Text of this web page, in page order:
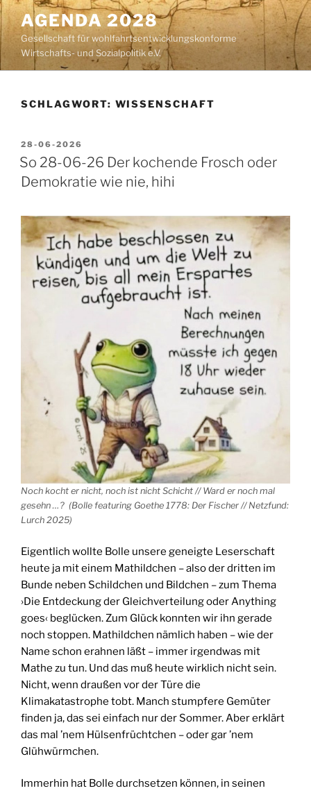
Zum
Inhalt
springen
AGENDA 2028
Gesellschaft für wohlfahrtsentwicklungskonforme
Wirtschafts- und Sozialpolitik e.V.
SCHLAGWORT: WISSENSCHAFT
VERÖFFENTLICHT
AM
28-06-2026
So 28-06-26 Der kochende Frosch oder
Demokratie wie nie, hihi
Noch kocht er nicht, noch ist nicht Schicht // Ward er noch mal
gesehn …? (Bolle featuring Goethe 1778: Der Fischer // Netzfund:
Lurch 2025)
Eigentlich wollte Bolle unsere geneigte Leserschaft
heute ja mit einem Mathildchen – also der dritten im
Bunde neben Schildchen und Bildchen – zum Thema
›Die Entdeckung der Gleichverteilung oder Anything
goes‹ beglücken. Zum Glück konnten wir ihn gerade
noch stoppen. Mathildchen nämlich haben – wie der
Name schon erahnen läßt – immer irgendwas mit
Mathe zu tun. Und das muß heute wirklich nicht sein.
Nicht, wenn draußen vor der Türe die
Klimakatastrophe tobt. Manch stumpfere Gemüter
finden ja, das sei einfach nur der Sommer. Aber erklärt
das mal ’nem Hülsenfrüchtchen – oder gar ’nem
Glühwürmchen.
Immerhin hat Bolle durchsetzen können, in seinen